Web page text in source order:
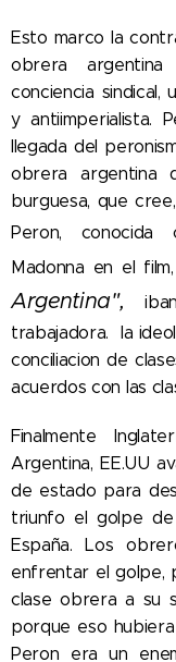
Esto marco la
obrera
conciencia sindical,
y antiimperialista.
llegada del
obrera argentina
burguesa, que
Peron, conocida
Madonna en el
Argentina",
trabajadora. la
conciliacion de
acuerdos con las
Finalmente
Argentina, EE.UU
de estado para
triunfo el golpe
España. Los
enfrentar el golpe,
clase obrera a su
porque eso
Peron era un